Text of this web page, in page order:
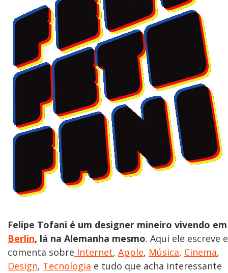
Felipe Tofani é um designer mineiro vivendo em
Berlin, lá na Alemanha mesmo. Aqui ele escreve e
comenta sobre Internet, Apple, Música, Cinema,
Design, Tecnologia e tudo que acha interessante